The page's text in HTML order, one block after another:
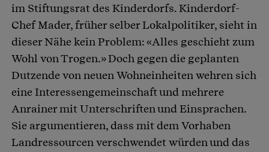
im Stiftungsrat des Kinderdorfs. Kinderdorf-
Chef Mader, früher selber Lokalpolitiker, sieht in
dieser Nähe kein Problem: «Alles geschieht zum
Wohl von Trogen.» Doch gegen die geplanten
Dutzende von neuen Wohneinheiten wehren sich
eine Interessengemeinschaft und mehrere
Anrainer mit Unterschriften und Einsprachen.
Sie argumentieren, dass mit dem Vorhaben
Landressourcen verschwendet würden und das